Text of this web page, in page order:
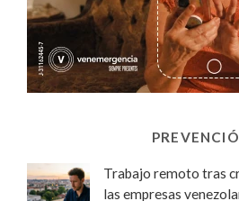
Trabajo remoto tras
las empresas